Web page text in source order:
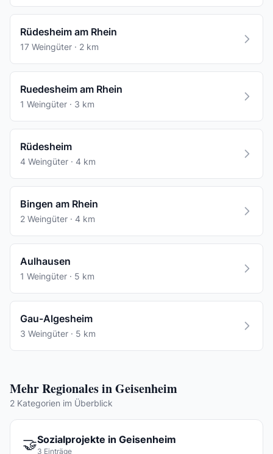
Rüdesheim am Rhein
17 Weingüter · 2 km
Ruedesheim am Rhein
1 Weingüter · 3 km
Rüdesheim
4 Weingüter · 4 km
Bingen am Rhein
2 Weingüter · 4 km
Aulhausen
1 Weingüter · 5 km
Gau-Algesheim
3 Weingüter · 5 km
Mehr Regionales in Geisenheim
2 Kategorien im Überblick
🤝Sozialprojekte in Geisenheim
3 Einträge